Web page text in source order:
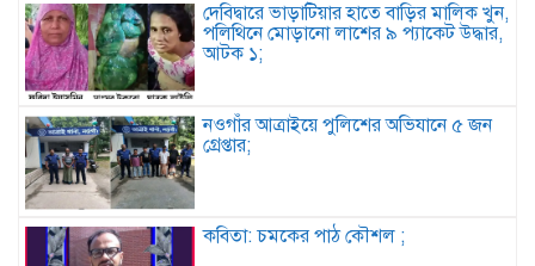
দেবিদ্বারে ভাড়াটিয়ার হাতে বাড়ির মালিক খুন,
পলিথিনে মোড়ানো লাশের ৯ প্যাকেট উদ্ধার,
আটক ১;
নওগাঁর আত্রাইয়ে পুলিশের অভিযানে ৫ জন
গ্রেপ্তার;
কবিতা: চমকের পাঠ কৌশল ;